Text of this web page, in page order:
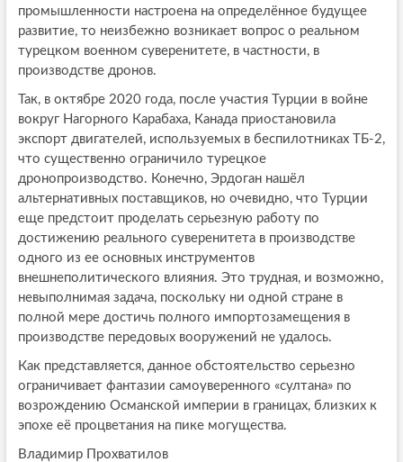
промышленности настроена на определённое будущее
развитие, то неизбежно возникает вопрос о реальном
турецком военном суверенитете, в частности, в
производстве дронов.
Так, в октябре 2020 года, после участия Турции в войне
вокруг Нагорного Карабаха, Канада приостановила
экспорт двигателей, используемых в беспилотниках ТБ-2,
что существенно ограничило турецкое
дронопроизводство. Конечно, Эрдоган нашёл
альтернативных поставщиков, но очевидно, что Турции
еще предстоит проделать серьезную работу по
достижению реального суверенитета в производстве
одного из ее основных инструментов
внешнеполитического влияния. Это трудная, и возможно,
невыполнимая задача, поскольку ни одной стране в
полной мере достичь полного импортозамещения в
производстве передовых вооружений не удалось.
Как представляется, данное обстоятельство серьезно
ограничивает фантазии самоуверенного «султана» по
возрождению Османской империи в границах, близких к
эпохе её процветания на пике могущества.
Владимир Прохватилов